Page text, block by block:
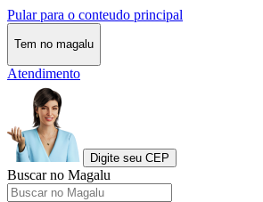
Pular para o conteudo principal
Tem no magalu
Atendimento
Digite seu CEP
Buscar no Magalu